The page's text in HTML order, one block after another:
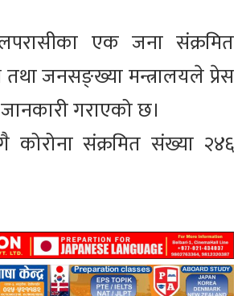
एक जना संक्रमित
जनसङ्ख्या मन्त्रालयले प्रेस
जानकारी गराएको छ।
कोरोना संक्रमित संख्या २४६